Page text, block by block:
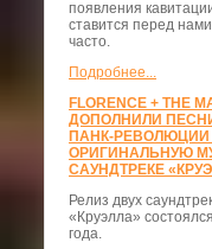
появления
ставится перед
часто.
Подробнее...
FLORENCE + THE
ДОПОЛНИЛИ
ПАНК-РЕВОЛЮЦИИ
ОРИГИНАЛЬНУЮ
САУНДТРЕКЕ
Релиз двух
«Круэлла»
года.